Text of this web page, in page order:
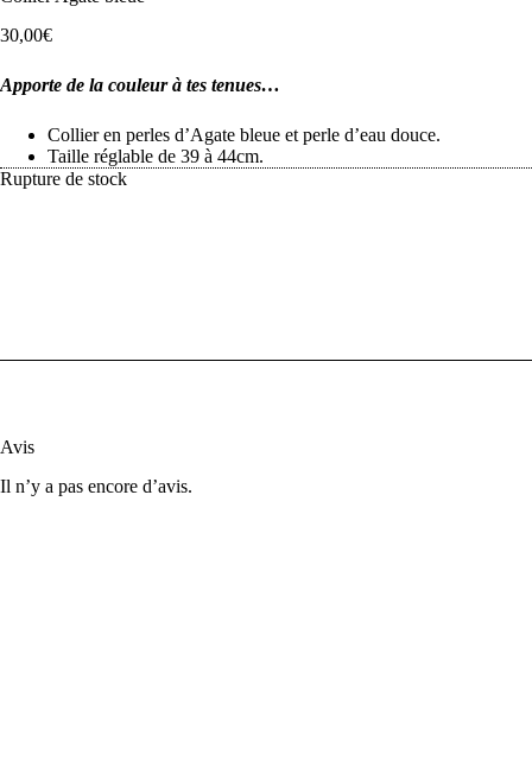
30,00€
Apporte de la couleur à tes tenues…
Collier en perles d’Agate bleue et perle d’eau douce.
Taille réglable de 39 à 44cm.
Rupture de stock
Avis
Il n’y a pas encore d’avis.